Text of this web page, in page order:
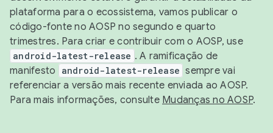
plataforma para o ecossistema, vamos publicar o
código-fonte no AOSP no segundo e quarto
trimestres. Para criar e contribuir com o AOSP, use
android-latest-release . A ramificação de
manifesto
android-latest-release sempre vai
referenciar a versão mais recente enviada ao AOSP.
Para mais informações, consulte Mudanças no AOSP.